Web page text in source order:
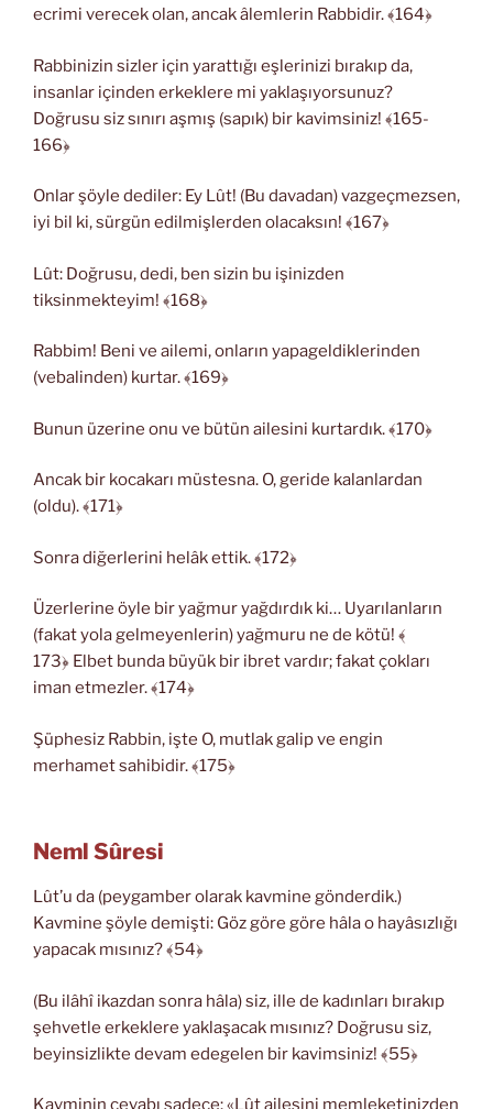
ecrimi verecek olan, ancak âlemlerin Rabbidir. ﴾164﴿
Rabbinizin sizler için yarattığı eşlerinizi bırakıp da,
insanlar içinden erkeklere mi yaklaşıyorsunuz?
Doğrusu siz sınırı aşmış (sapık) bir kavimsiniz! ﴾165-
166﴿
Onlar şöyle dediler: Ey Lût! (Bu davadan) vazgeçmezsen,
iyi bil ki, sürgün edilmişlerden olacaksın! ﴾167﴿
Lût: Doğrusu, dedi, ben sizin bu işinizden
tiksinmekteyim! ﴾168﴿
Rabbim! Beni ve ailemi, onların yapageldiklerinden
(vebalinden) kurtar. ﴾169﴿
Bunun üzerine onu ve bütün ailesini kurtardık. ﴾170﴿
Ancak bir kocakarı müstesna. O, geride kalanlardan
(oldu). ﴾171﴿
Sonra diğerlerini helâk ettik. ﴾172﴿
Üzerlerine öyle bir yağmur yağdırdık ki… Uyarılanların
(fakat yola gelmeyenlerin) yağmuru ne de kötü! ﴾
173﴿ Elbet bunda büyük bir ibret vardır; fakat çokları
iman etmezler. ﴾174﴿
Şüphesiz Rabbin, işte O, mutlak galip ve engin
merhamet sahibidir. ﴾175﴿
Neml Sûresi
Lût’u da (peygamber olarak kavmine gönderdik.)
Kavmine şöyle demişti: Göz göre göre hâla o hayâsızlığı
yapacak mısınız? ﴾54﴿
(Bu ilâhî ikazdan sonra hâla) siz, ille de kadınları bırakıp
şehvetle erkeklere yaklaşacak mısınız? Doğrusu siz,
beyinsizlikte devam edegelen bir kavimsiniz! ﴾55﴿
Kavminin cevabı sadece: «Lût ailesini memleketinizden